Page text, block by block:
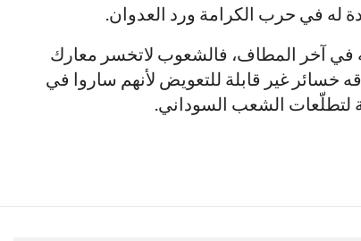
له في حرب الكرامة ورد العدوان.
آخر المطاف، فالشعوب لاتخسر معارك
خسائر غير قابلة للتعويض لأنهم ساروا في
لتطلّعات الشعب السوداني.